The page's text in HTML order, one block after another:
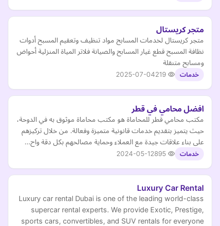
متجر كريستال
متجر كريستال لخدمات المسابح مواد تنظيف وتعقيم المسبح أدوات
نظافة المسبح قطع غيار المسابح والصيانة فلاتر المياة المنزلية أحواض
ومسابح متنقلة
خدمات 2025-07-04
افضل محامي في قطر
مكتب محامي قطر للمحاماة هو مكتب محاماة موثوق به في الدوحة،
حيث يتميز بتقديم خدمات قانونية متميزة وفعالة. من خلال تركيزهم
على بناء علاقات جيدة مع العملاء وحماية مصالحهم بكل دقة واح…
خدمات 2024-05-12
Luxury Car Rental
Luxury car rental Dubai is one of the leading world-class
supercar rental experts. We provide Exotic, Prestige,
sports cars, convertibles, and SUV rentals for everyone